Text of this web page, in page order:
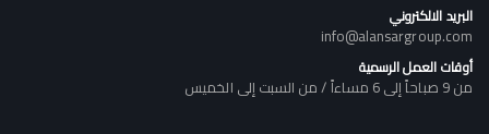
البريد الالكتروني
info@alansargroup.com
أوقات العمل الرسمية
من 9 صباحاً إلى 6 مساءاً / من السبت إلى الخميس